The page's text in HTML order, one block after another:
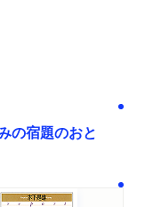
の宿題のおと